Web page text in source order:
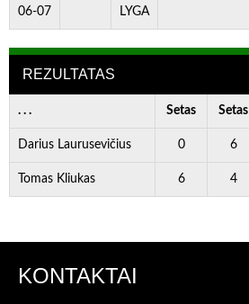
06-07
LYGA
REZULTATAS
. . . Setas Setas
Darius Laurusevičius 0 6
Tomas Kliukas 6 4
KONTAKTAI